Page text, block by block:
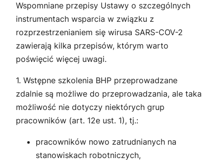
Wspomniane przepisy Ustawy o szczególnych
instrumentach wsparcia w związku z
rozprzestrzenianiem się wirusa SARS-COV-2
zawierają kilka przepisów, którym warto
poświęcić więcej uwagi.
1. Wstępne szkolenia BHP przeprowadzane
zdalnie są możliwe do przeprowadzania, ale taka
możliwość nie dotyczy niektórych grup
pracowników (art. 12e ust. 1), tj.:
pracowników nowo zatrudnianych na
stanowiskach robotniczych,